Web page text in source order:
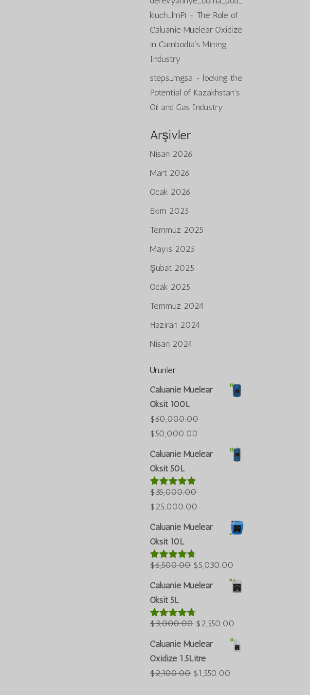
kluch_lmPi - The Role of
Caluanie Muelear Oxidize
in Cambodia’s Mining
Industry
steps_mgsa - locking the
Potential of Kazakhstan’s
Oil and Gas Industry:
Arşivler
Nisan 2026
Mart 2026
Ocak 2026
Ekim 2025
Temmuz 2025
Mayıs 2025
Şubat 2025
Ocak 2025
Temmuz 2024
Haziran 2024
Nisan 2024
Ürünler
Caluanie Muelear
Oksit 100L
$60,000.00
Orijinal
fiyat:
$60,000.00.
$50,000.00
andaki
Caluanie Muelear
Oksit 50L
5 üzerinden
5.00 oy aldı
$35,000.00
Orijinal
fiyat:
$35,000.00.
$25,000.00
andaki
Caluanie Muelear
Oksit 10L
5 üzerinden
aldı
$6,500.00 Orijinal
fiyat:
$6,500.00.
$5,030.00
andaki
fiyat:
Caluanie Muelear
Oksit 5L
5 üzerinden
aldı
$3,000.00 Orijinal
fiyat:
$3,000.00.
$2,550.00
andaki
fiyat:
Caluanie Muelear
Oxidize 1.5Litre
$2,100.00 Orijinal
$1,550.00
Tiếng Việt
O‘zbekcha
Deutsch (Sie)
ქართული
Қазақ тілі
한국어
Русский
ភាសាខ្មែរ
العربية
Azərbaycan dili
Português do Brasil